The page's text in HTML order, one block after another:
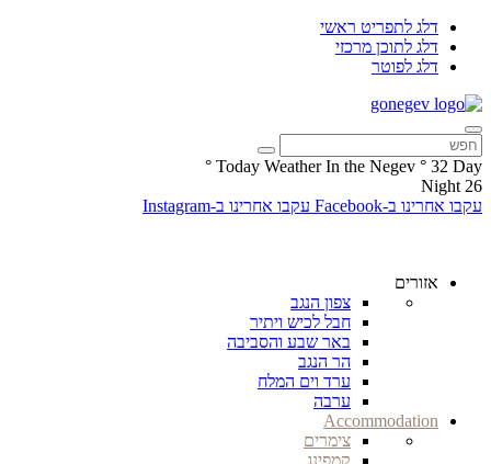
דלג לתפריט ראשי
דלג לתוכן מרכזי
דלג לפוטר
Today Weather In the Negev ° 32 Day
°
26
Night
עקבו אחרינו ב-Facebook
עקבו אחרינו ב-Instagram
אזורים
צפון הנגב
חבל לכיש ויתיר
באר שבע והסביבה
הר הנגב
ערד וים המלח
ערבה
Accommodation
צימרים
קמפינג